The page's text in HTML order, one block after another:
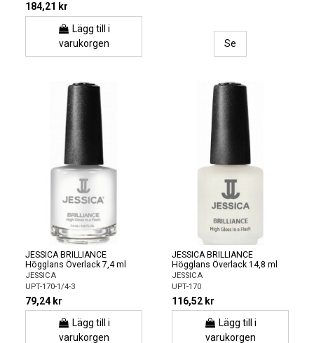
184,21 kr
Lägg till i
varukorgen
Se
JESSICA BRILLIANCE
Högglans Överlack 7,4 ml
JESSICA
UPT-170-1/4-3
79,24 kr
Lägg till i
varukorgen
JESSICA BRILLIANCE
Högglans Överlack 14,8 ml
JESSICA
UPT-170
116,52 kr
Lägg till i
varukorgen